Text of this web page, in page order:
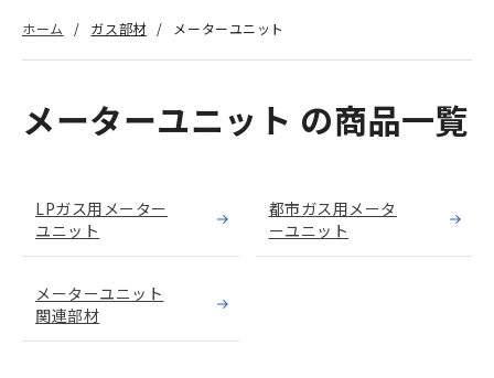
ホーム ガス部材 メーターユニット
メーターユニット の商品一覧
LPガス用メーター
ユニット
都市ガス用メータ
ーユニット
メーターユニット
関連部材